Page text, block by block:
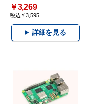
￥3,269
税込￥3,595
詳細を見る